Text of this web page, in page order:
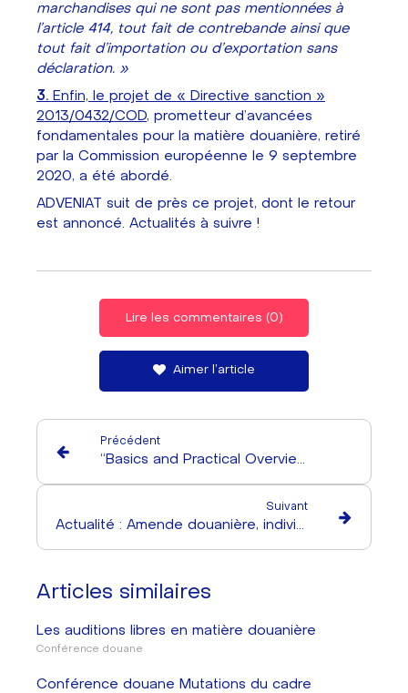
marchandises qui ne sont pas mentionnées à
l'article 414, tout fait de contrebande ainsi que
tout fait d'importation ou d'exportation sans
déclaration. »
3. Enfin, le projet de « Directive sanction »
2013/0432/COD, prometteur d’avancées
fondamentales pour la matière douanière, retiré
par la Commission européenne le 9 septembre
2020, a été abordé.
ADVENIAT suit de près ce projet, dont le retour
est annoncé. Actualités à suivre !
Lire les commentaires (0)
Aimer l'article
Précédent
“Basics and Practical Overview of VAT Management in the EU: Spotlight on the French Practice a Few Months After the Adoption of the Reverse Charge of VAT on Imports”
Suivant
Actualité : Amende douanière, individualisation et modulation de la peine
Articles similaires
Les auditions libres en matière douanière
Conférence douane
Conférence douane Mutations du cadre